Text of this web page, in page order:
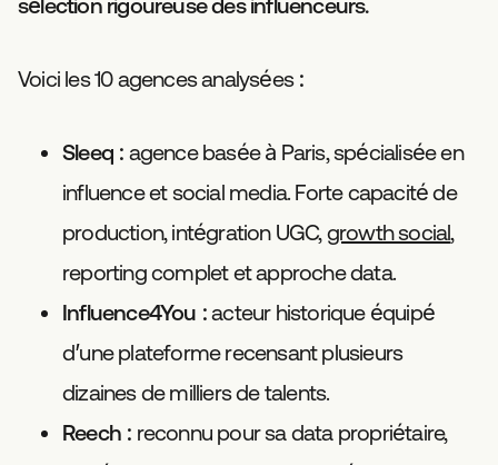
sélection rigoureuse des influenceurs.
Voici les 10 agences analysées :
Sleeq : agence basée à Paris, spécialisée en
influence et social media. Forte capacité de
production, intégration UGC,growth social,
reporting complet et approche data.
Influence4You : acteur historique équipé
d’une plateforme recensant plusieurs
dizaines de milliers de talents.
Reech : reconnu pour sa data propriétaire,